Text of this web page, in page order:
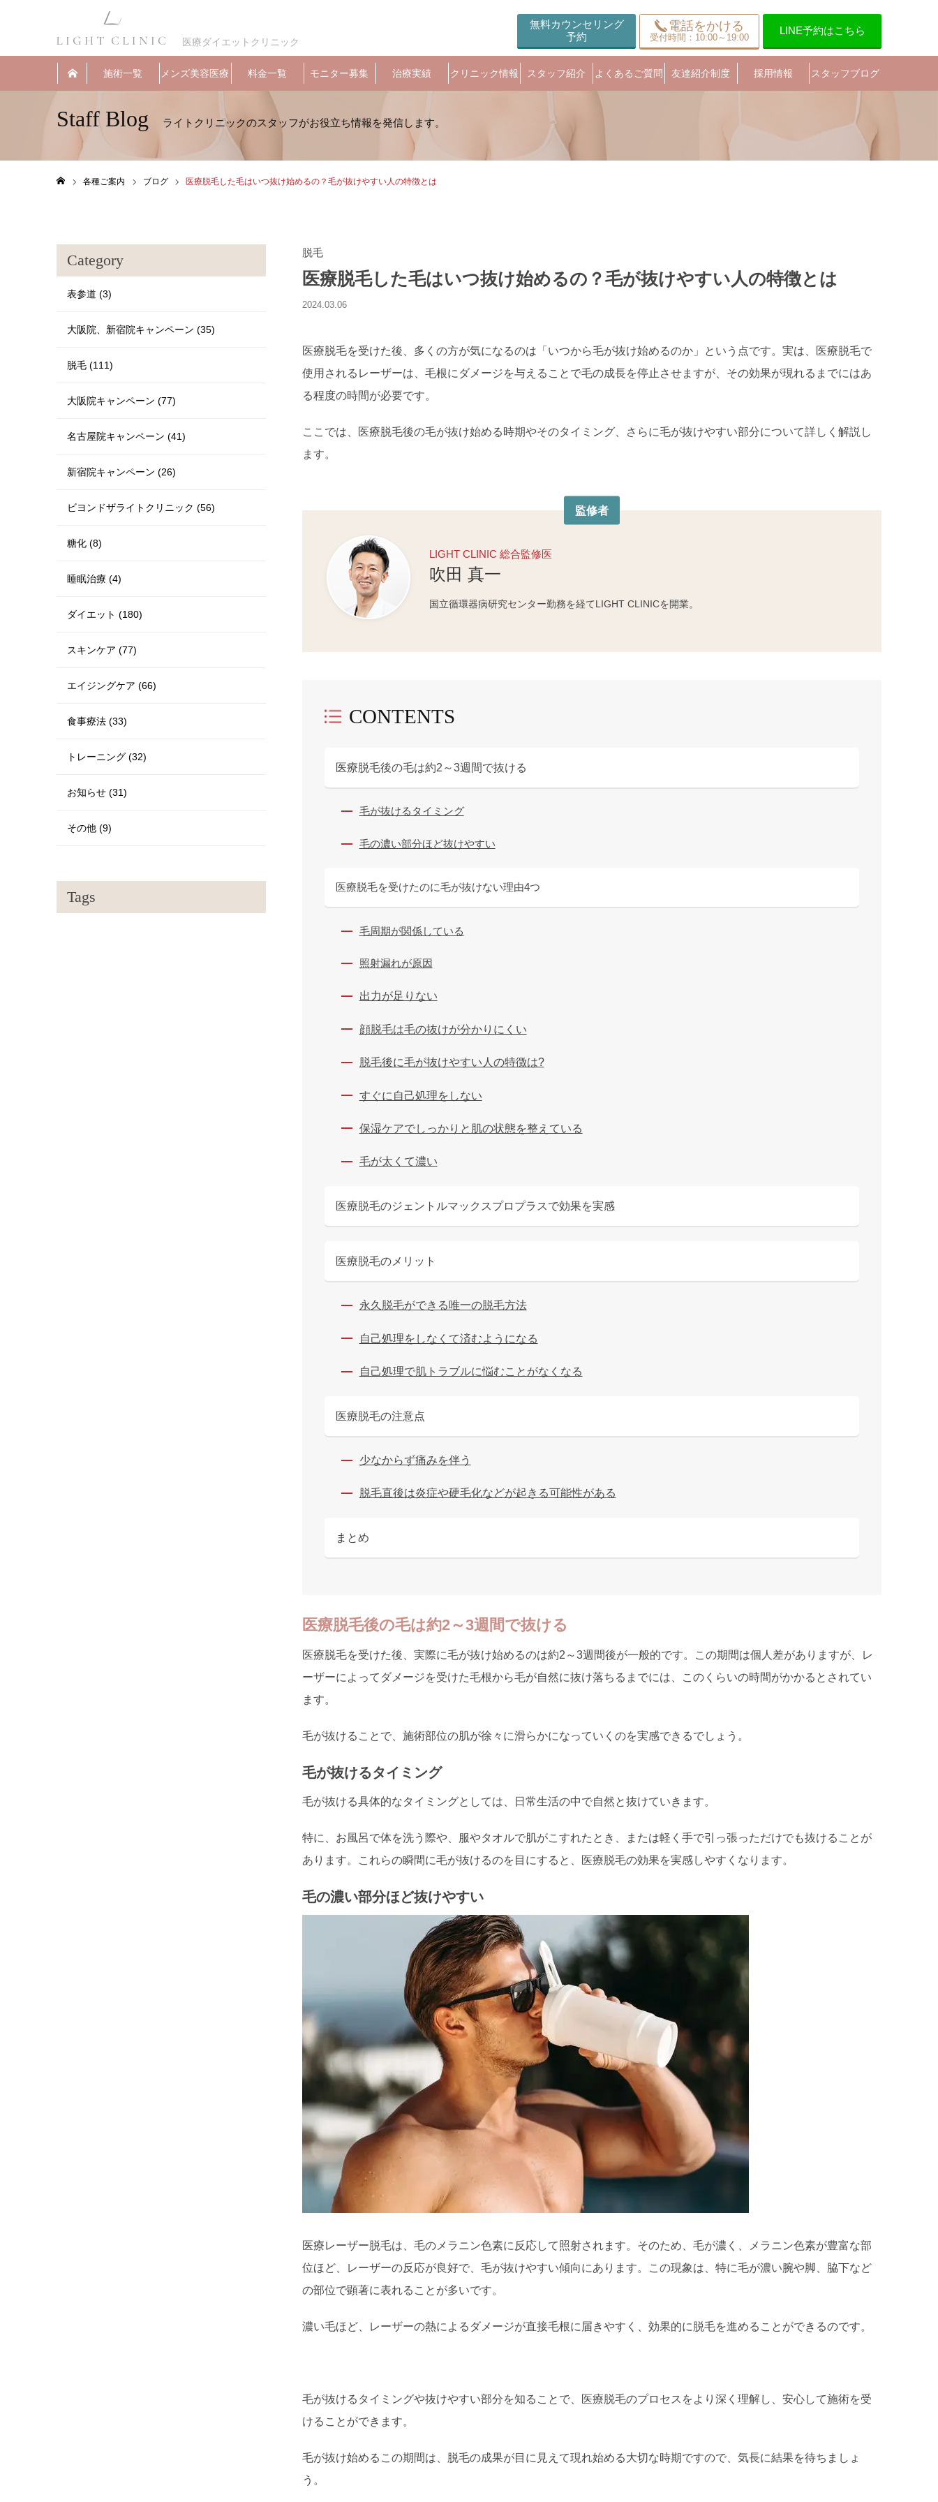
医療ダイエットクリニック
無料カウンセリング
予約
電話をかける
受付時間：10:00～19:00
LINE予約はこちら
施術一覧 メンズ美容医療 料金一覧 モニター募集 治療実績 クリニック情報 スタッフ紹介 よくあるご質問 友達紹介制度 採用情報 スタッフブログ
Staff Blog
各種ご案内 ブログ 医療脱毛した毛はいつ抜け始めるの？毛が抜けやすい人の特徴とは
脱毛
医療脱毛した毛はいつ抜け始めるの？毛が抜けやすい人の特徴とは
2024.03.06
医療脱毛を受けた後、多くの方が気になるのは「いつから毛が抜け始めるのか」という点です。実は、医療脱毛で
使用されるレーザーは、毛根にダメージを与えることで毛の成長を停止させますが、その効果が現れるまでにはあ
る程度の時間が必要です。
ここでは、医療脱毛後の毛が抜け始める時期やそのタイミング、さらに毛が抜けやすい部分について詳しく解説し
ます。
監修者
LIGHT CLINIC 総合監修医
吹田 真一
国立循環器病研究センター勤務を経てLIGHT CLINICを開業。
CONTENTS
医療脱毛後の毛は約2～3週間で抜ける
毛が抜けるタイミング
毛の濃い部分ほど抜けやすい
医療脱毛を受けたのに毛が抜けない理由4つ
毛周期が関係している
照射漏れが原因
出力が足りない
顔脱毛は毛の抜けが分かりにくい
脱毛後に毛が抜けやすい人の特徴は?
すぐに自己処理をしない
保湿ケアでしっかりと肌の状態を整えている
毛が太くて濃い
医療脱毛のジェントルマックスプロプラスで効果を実感
医療脱毛のメリット
永久脱毛ができる唯一の脱毛方法
自己処理をしなくて済むようになる
自己処理で肌トラブルに悩むことがなくなる
医療脱毛の注意点
少なからず痛みを伴う
脱毛直後は炎症や硬毛化などが起きる可能性がある
まとめ
医療脱毛後の毛は約2～3週間で抜ける
医療脱毛を受けた後、実際に毛が抜け始めるのは約2～3週間後が一般的です。この期間は個人差がありますが、レ
ーザーによってダメージを受けた毛根から毛が自然に抜け落ちるまでには、このくらいの時間がかかるとされてい
ます。
毛が抜けることで、施術部位の肌が徐々に滑らかになっていくのを実感できるでしょう。
毛が抜けるタイミング
毛が抜ける具体的なタイミングとしては、日常生活の中で自然と抜けていきます。
特に、お風呂で体を洗う際や、服やタオルで肌がこすれたとき、または軽く手で引っ張っただけでも抜けることが
あります。これらの瞬間に毛が抜けるのを目にすると、医療脱毛の効果を実感しやすくなります。
毛の濃い部分ほど抜けやすい
医療レーザー脱毛は、毛のメラニン色素に反応して照射されます。そのため、毛が濃く、メラニン色素が豊富な部
位ほど、レーザーの反応が良好で、毛が抜けやすい傾向にあります。この現象は、特に毛が濃い腕や脚、脇下など
の部位で顕著に表れることが多いです。
濃い毛ほど、レーザーの熱によるダメージが直接毛根に届きやすく、効果的に脱毛を進めることができるのです。
毛が抜けるタイミングや抜けやすい部分を知ることで、医療脱毛のプロセスをより深く理解し、安心して施術を受
けることができます。
毛が抜け始めるこの期間は、脱毛の成果が目に見えて現れ始める大切な時期ですので、気長に結果を待ちましょ
う。
Category
表参道 (3)
大阪院、新宿院キャンペーン (35)
脱毛 (111)
大阪院キャンペーン (77)
名古屋院キャンペーン (41)
新宿院キャンペーン (26)
ビヨンドザライトクリニック (56)
糖化 (8)
睡眠治療 (4)
ダイエット (180)
スキンケア (77)
エイジングケア (66)
食事療法 (33)
トレーニング (32)
お知らせ (31)
その他 (9)
Tags